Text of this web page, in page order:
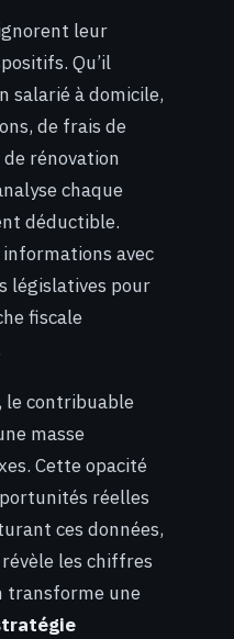
leur
Qu’il
salarié à domicile,
de frais de
rénovation
chaque
déductible.
informations avec
législatives pour
fiscale
le contribuable
masse
Cette opacité
réelles
ces données,
les chiffres
transforme une